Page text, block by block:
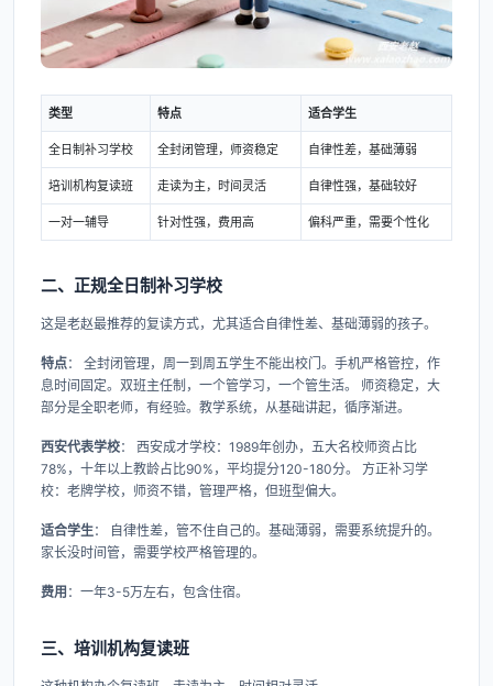
类型 特点 适合学生
全日制补习学校 全封闭管理，师资稳定 自律性差，基础薄弱
培训机构复读班 走读为主，时间灵活 自律性强，基础较好
一对一辅导 针对性强，费用高 偏科严重，需要个性化
二、正规全日制补习学校
这是老赵最推荐的复读方式，尤其适合自律性差、基础薄弱的孩子。
特点： 全封闭管理，周一到周五学生不能出校门。手机严格管控，作
息时间固定。双班主任制，一个管学习，一个管生活。 师资稳定，大
部分是全职老师，有经验。教学系统，从基础讲起，循序渐进。
西安代表学校： 西安成才学校：1989年创办，五大名校师资占比
78%，十年以上教龄占比90%，平均提分120-180分。 方正补习学
校：老牌学校，师资不错，管理严格，但班型偏大。
适合学生： 自律性差，管不住自己的。基础薄弱，需要系统提升的。
家长没时间管，需要学校严格管理的。
费用 ：一年3-5万左右，包含住宿。
三、培训机构复读班